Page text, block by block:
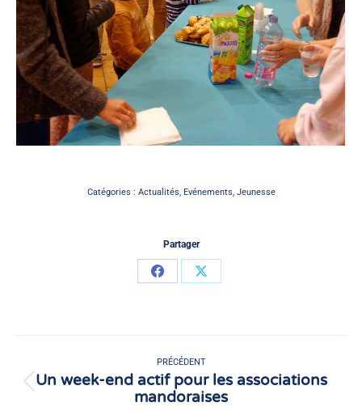
Catégories : Actualités, Evénements, Jeunesse
Partager
PartagerPartager
article
PRÉCÉDENT
Article
précédent
Un week-end actif pour les associations
mandoraises